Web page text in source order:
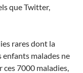
que Twitter,
rares dont la
enfants malades ne
7000 maladies,